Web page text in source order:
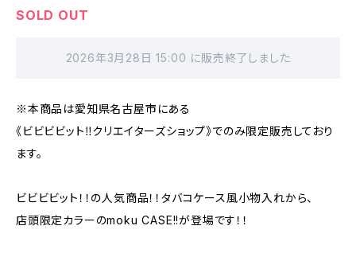
SOLD OUT
2026年3月28日 15:00 に販売終了しました
※本商品は愛知県名古屋市にある
《ビビビビット‼クリエイターズショップ》でのみ限定販売しており
ます。
ビビビビット！！の人気商品！！タバコケース風小物入れから、
店頭限定カラーのmoku CASE!!が登場です！！